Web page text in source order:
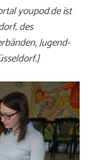
youpod.de ist
des
Jugend­